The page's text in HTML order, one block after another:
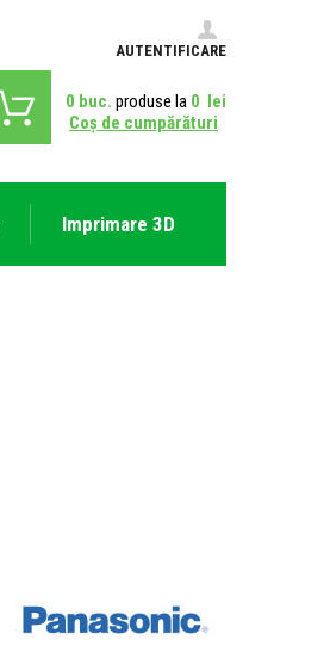
AUTENTIFICARE
0 buc. produse la 0 lei
Coş de cumpărături
Imprimare 3D